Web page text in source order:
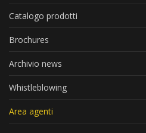
Catalogo prodotti
Brochures
Archivio news
Whistleblowing
Area agenti